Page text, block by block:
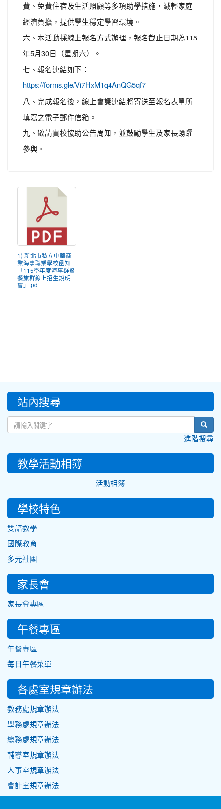
費、免費住宿及生活照顧等多項助學措施，減輕家庭
經濟負擔，提供學生穩定學習環境。
六、本活動採線上報名方式辦理，報名截止日期為115
年5月30日（星期六）。
七、報名連結如下：
https://forms.gle/Vi7HxM1q4AnQG5qf7
八、完成報名後，線上會議連結將寄送至報名表單所
填寫之電子郵件信箱。
九、敬請貴校協助公告周知，並鼓勵學生及家長踴躍
參與。
1) 新北市私立中華商
業海事職業學校函知
「115學年度海事群暨
餐旅群線上招生說明
會」.pdf
::: 站內搜尋
進階搜尋
教學活動相簿
活動相簿
學校特色
雙語教學
國際教育
多元社團
家長會
家長會專區
午餐專區
午餐專區
每日午餐菜單
各處室規章辦法
教務處規章辦法
學務處規章辦法
總務處規章辦法
輔導室規章辦法
人事室規章辦法
會計室規章辦法